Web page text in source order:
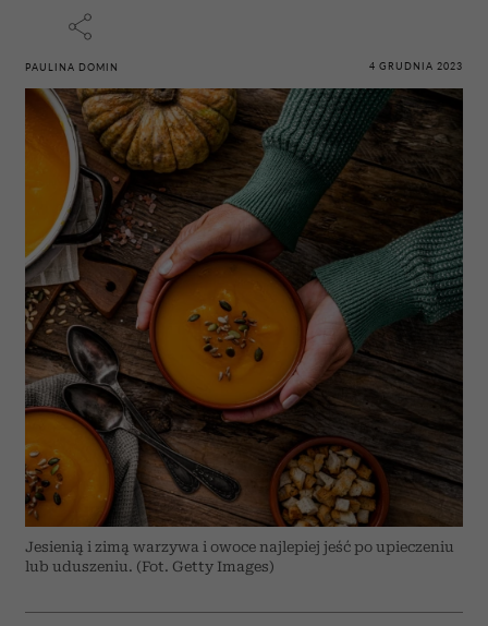
PAULINA DOMIN 4 GRUDNIA 2023
Jesienią i zimą warzywa i owoce najlepiej jeść po upieczeniu
lub uduszeniu. (Fot. Getty Images)